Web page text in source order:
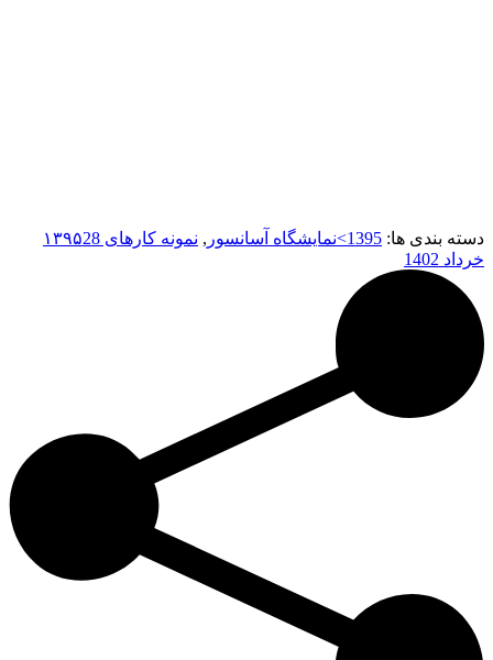
دسته بندی ها: 1395>نمايشگاه آسانسور , نمونه کارهای ۱۳۹۵ 28
خرداد 1402